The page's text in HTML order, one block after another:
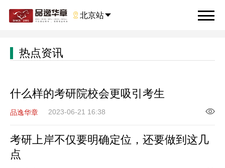
 北京站
热点资讯
什么样的考研院校会更吸引考生
品逸华章 2023-06-21 16:38
考研上岸不仅要明确定位，还要做到这几
点